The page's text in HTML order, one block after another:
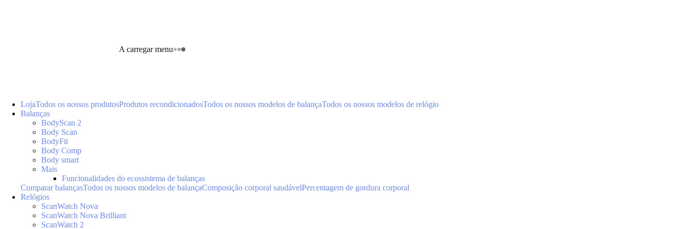
A carregar menu
LojaTodos os nossos produtosProdutos recondicionadosTodos os nossos modelos de balançaTodos os nossos modelos de relógio
Balanças
BodyScan 2
Body Scan
BodyFit
Body Comp
Body smart
Mais
Funcionalidades do ecossistema de balanças
Comparar balançasTodos os nossos modelos de balançaComposição corporal saudávelPercentagem de gordura corporal
Relógios
ScanWatch Nova
ScanWatch Nova Brilliant
ScanWatch 2